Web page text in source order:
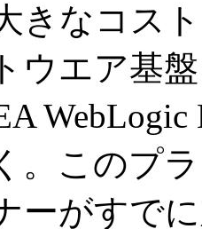
きなコス
ウエア基
。このプ
ーがすで